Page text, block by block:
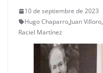
10 de septiembre de 2023
Hugo Chaparro,Juan Villoro,
Raciel Martínez